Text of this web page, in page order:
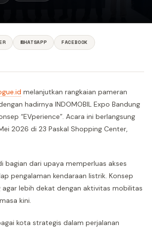
WHATSAPP
FACEBOOK
melanjutkan rangkaian pameran
hadirnya INDOMOBIL Expo Bandung
“EVperience”. Acara ini berlangsung
2026 di 23 Paskal Shopping Center,
bagian dari upaya memperluas akses
pengalaman kendaraan listrik. Konsep
lebih dekat dengan aktivitas mobilitas
kini.
kota strategis dalam perjalanan